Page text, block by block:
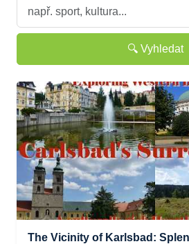
🔍 Vyhledat
The Vicinity of Karlsbad: